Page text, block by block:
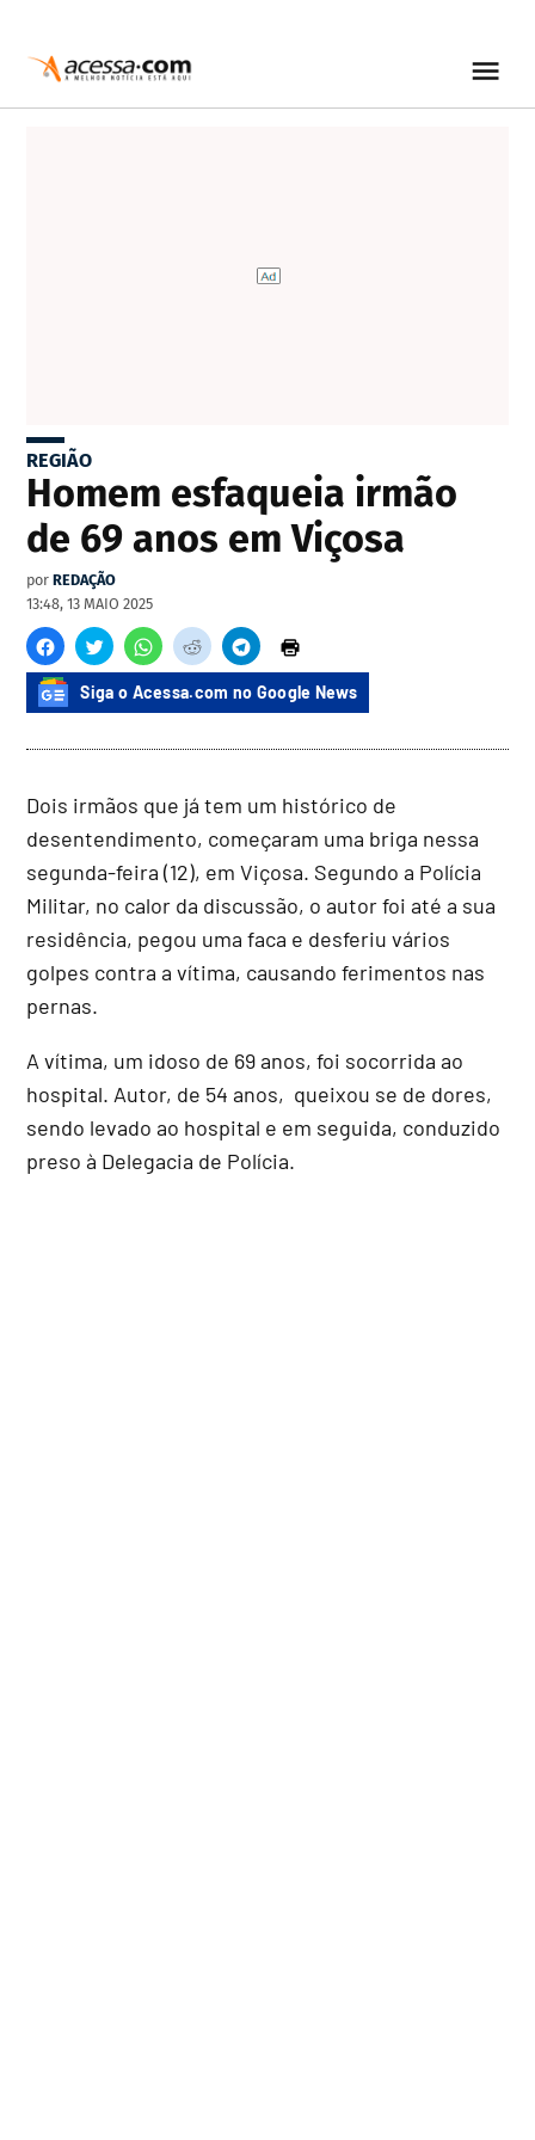
REGIÃO
Homem esfaqueia irmão
de 69 anos em Viçosa
por REDAÇÃO
13:48, 13 MAIO 2025
Siga o Acessa.com no Google News
Dois irmãos que já tem um histórico de
desentendimento, começaram uma briga nessa
segunda-feira (12), em Viçosa. Segundo a Polícia
Militar, no calor da discussão, o autor foi até a sua
residência, pegou uma faca e desferiu vários
golpes contra a vítima, causando ferimentos nas
pernas.
A vítima, um idoso de 69 anos, foi socorrida ao
hospital. Autor, de 54 anos, queixou se de dores,
sendo levado ao hospital e em seguida, conduzido
preso à Delegacia de Polícia.